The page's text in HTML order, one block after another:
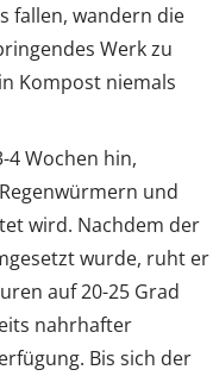
fallen, wandern die
Werk zu
Kompost niemals
4 Wochen hin,
und
wird. Nachdem der
wurde, ruht er
auf 20-25 Grad
nahrhafter
Bis sich der